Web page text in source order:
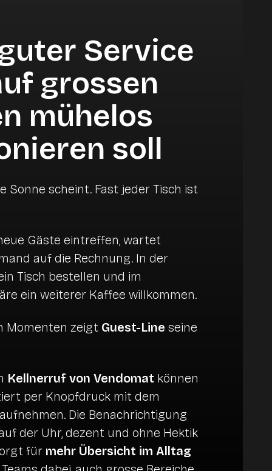
Self-Order Lösungen für alle Branchen
Service
grossen
mühelos
soll
Sonne scheint. Fast jeder Tisch ist
Gäste eintreffen, wartet
auf die Rechnung. In der
Tisch bestellen und im
ein weiterer Kaffee willkommen.
Momenten zeigt Guest-Line seine
Kellnerruf von Vendomat können
per Knopfdruck mit dem
Die Benachrichtigung
der Uhr, dezent und ohne Hektik
für mehr Übersicht im Alltag